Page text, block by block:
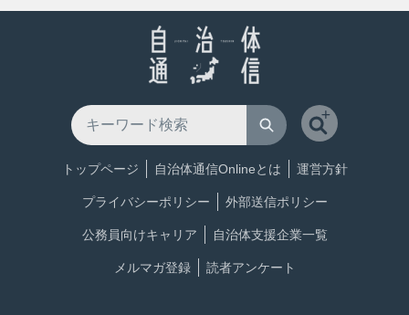
トップページ 自治体通信Onlineとは 運営方針
プライバシーポリシー 外部送信ポリシー
公務員向けキャリア 自治体支援企業一覧
メルマガ登録 読者アンケート